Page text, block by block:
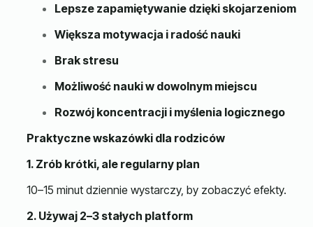
Lepsze zapamiętywanie dzięki skojarzeniom
Większa motywacja i radość nauki
Brak stresu
Możliwość nauki w dowolnym miejscu
Rozwój koncentracji i myślenia logicznego
Praktyczne wskazówki dla rodziców
1. Zrób krótki, ale regularny plan
10–15 minut dziennie wystarczy, by zobaczyć efekty.
2. Używaj 2–3 stałych platform